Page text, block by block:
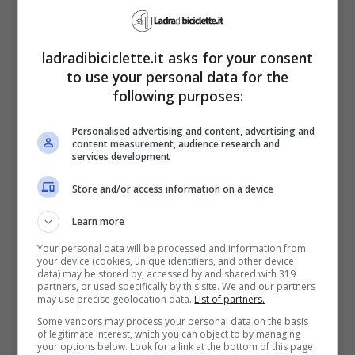
potrebbe scomparire dai circuiti al termine
di questa stagione. Questa collaborazione,
nata grazie all’intervento deltre volte
campione del mondo Jackie Stewart e
dell’ex patron della F1 Bernie Ecclestone
ha rappresentato molto più di un semplice
accordo commerciale. Con un
investimento di
all’anno, Rolex ha costruito una presenza
basata suivalori condivisi di lusso e alte
prestazioniche caratterizzano la Formula
ladradibiciclette.it asks for your consent
to use your personal data for the
following purposes:
Personalised advertising and content, advertising and
content measurement, audience research and
services development
Store and/or access information on a device
Learn more
Your personal data will be processed and information from
your device (cookies, unique identifiers, and other device
data) may be stored by, accessed by and shared with 319
partners, or used specifically by this site. We and our partners
may use precise geolocation data. List of partners.
Some vendors may process your personal data on the basis
of legitimate interest, which you can object to by managing
your options below. Look for a link at the bottom of this page